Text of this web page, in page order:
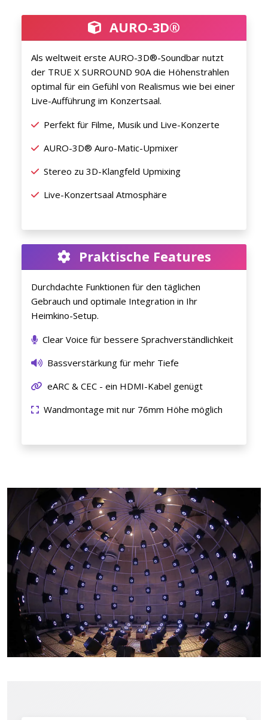
AURO-3D®
Als weltweit erste AURO-3D®-Soundbar nutzt
der TRUE X SURROUND 90A die Höhenstrahlen
optimal für ein Gefühl von Realismus wie bei einer
Live-Aufführung im Konzertsaal.
Perfekt für Filme, Musik und Live-Konzerte
AURO-3D® Auro-Matic-Upmixer
Stereo zu 3D-Klangfeld Upmixing
Live-Konzertsaal Atmosphäre
Praktische Features
Durchdachte Funktionen für den täglichen
Gebrauch und optimale Integration in Ihr
Heimkino-Setup.
Clear Voice für bessere Sprachverständlichkeit
Bassverstärkung für mehr Tiefe
eARC & CEC - ein HDMI-Kabel genügt
Wandmontage mit nur 76mm Höhe möglich